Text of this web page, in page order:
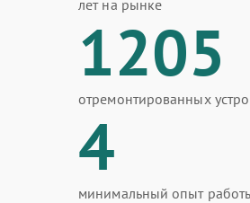
лет на рынке
1205
отремонтированных
4
минимальный опыт